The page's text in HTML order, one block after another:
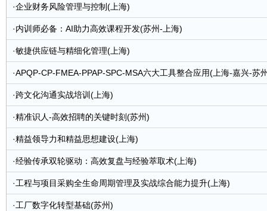
·企业财务风险管理与控制(上海)
·内训师必备：AI助力高效课程开发(苏州-上海)
·敏捷供应链与精细化管理(上海)
·APQP-CP-FMEA-PPAP-SPC-MSA六大工具整合应用(上海-嘉兴-苏
·跨文化沟通实战培训(上海)
·精准识人-高效招聘的关键时刻(苏州)
·精益领导力和精益思想建设(上海)
·经验传承双轮驱动：高效复盘与经验萃取术(上海)
·工程与项目采购全生命周期管理及实战综合能力提升(上海)
·工厂数字化转型基础(苏州)